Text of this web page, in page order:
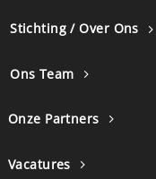
Stichting / Over Ons
Ons Team
Onze Partners
Vacatures